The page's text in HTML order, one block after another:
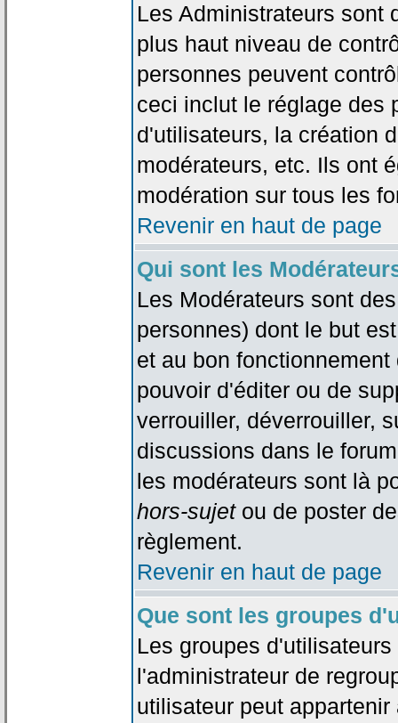
Les Administrateurs sont
plus haut niveau de
personnes peuvent
ceci inclut le réglage des
d'utilisateurs, la création
modérateurs, etc. Ils ont
modération sur tous les
Revenir en haut de page
Qui sont les
Les Modérateurs sont
personnes) dont le but
et au bon
pouvoir d'éditer ou de
verrouiller, déverrouiller,
discussions dans le
les modérateurs sont là
hors-sujetou de poster
règlement.
Revenir en haut de page
Que sont les groupes
Les groupes
l'administrateur de
utilisateur peut